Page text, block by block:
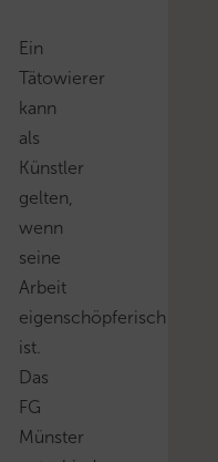
Ein
Tätowierer
kann
als
Künstler
gelten,
wenn
seine
Arbeit
eigenschöpferisch
ist.
Das
FG
Münster